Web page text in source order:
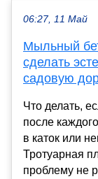
06:27, 11 Май
Мыльный
сделать
садовую
Что делать,
после
в каток или
Тротуарная
проблему не